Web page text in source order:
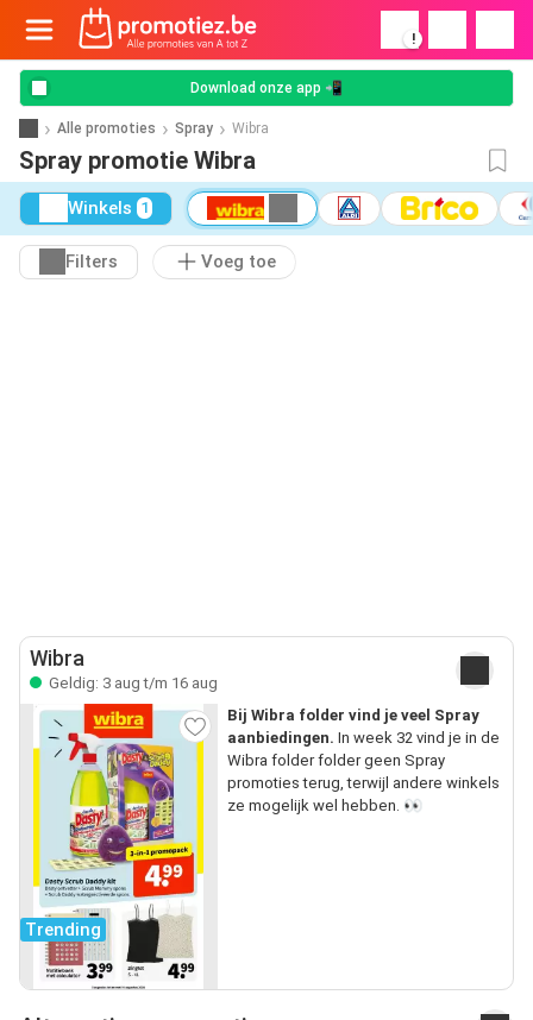
!
Download onze app 📲
Alle promoties Spray Wibra
Spray promotie Wibra
Winkels 1
Filters Voeg toe
Wibra
Geldig: 3 aug t/m 16 aug
Trending
Bij Wibra folder vind je veel Spray
aanbiedingen. In week 32 vind je in de
Wibra folder folder geen Spray
promoties terug, terwijl andere winkels
ze mogelijk wel hebben. 👀